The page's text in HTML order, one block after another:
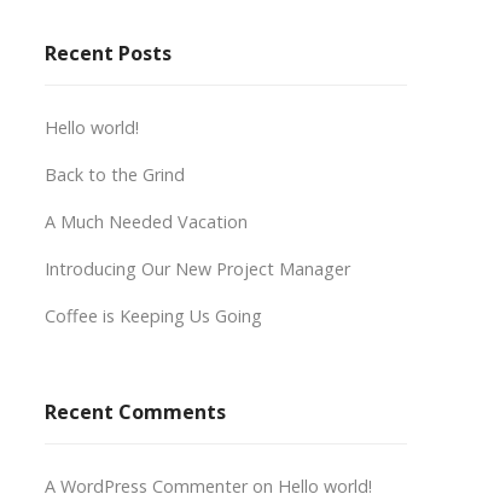
Recent Posts
Hello world!
Back to the Grind
A Much Needed Vacation
Introducing Our New Project Manager
Coffee is Keeping Us Going
Recent Comments
A WordPress Commenteron Hello world!